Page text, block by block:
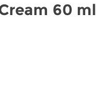
60 ml